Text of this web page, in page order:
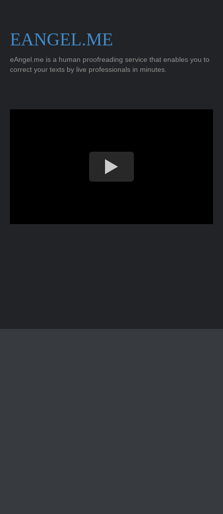
EANGEL.ME
eAngel.me is a human proofreading service that enables you to
correct your texts by live professionals in minutes.